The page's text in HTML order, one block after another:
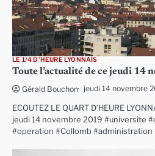
LE 1/4 D'HEURE LYONNAIS
Toute l’actualité de ce jeudi 14
Gérald Bouchon jeudi 14 novembre
ECOUTEZ LE QUART D’HEURE
jeudi 14 novembre 2019 #universite
#operation #Collomb